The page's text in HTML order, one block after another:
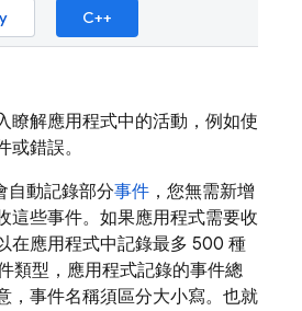
C++
瞭解應用程式中的活動，例如使
錯誤。
自動記錄部分事件 ，您無需新增
這些事件。如果應用程式需要收
在應用程式中記錄最多 500 種
類型，應用程式記錄的事件總
，事件名稱須區分大小寫。也就